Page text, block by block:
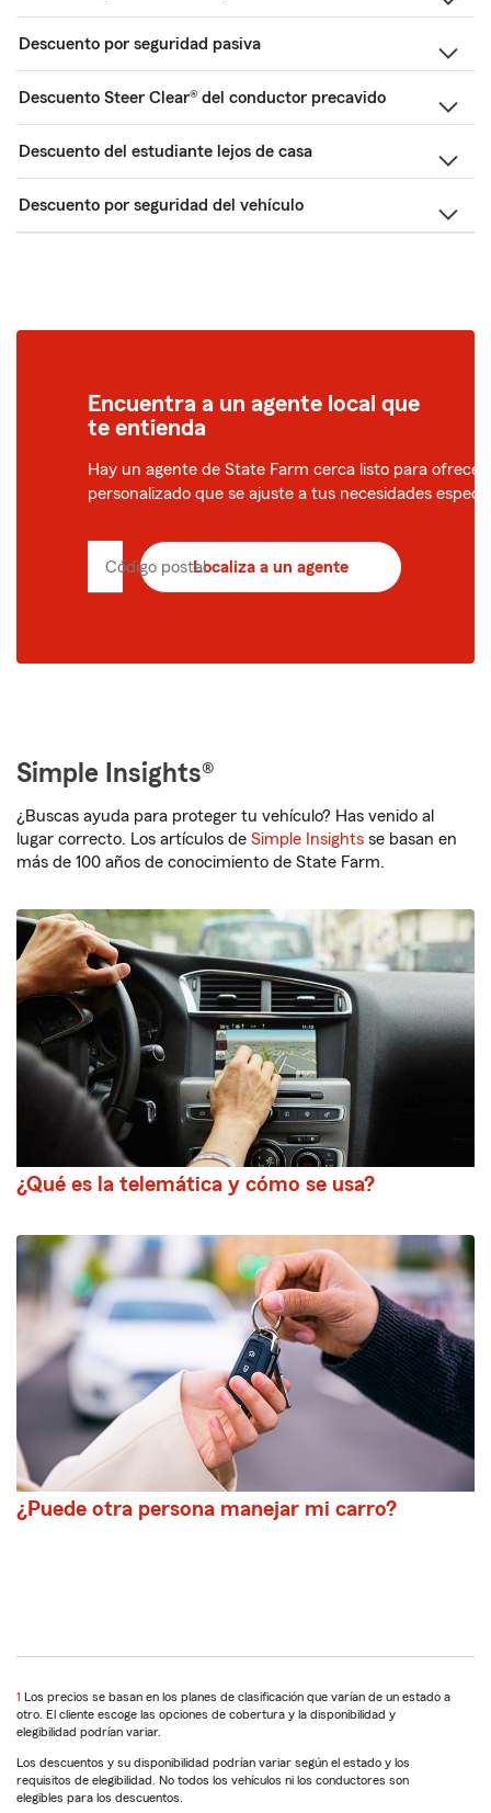
Descuento por seguridad pasiva
Descuento Steer Clear® del conductor precavido
Descuento del estudiante lejos de casa
Descuento por seguridad del vehículo
Encuentra a un agente local que
te entienda
Hay un agente de State Farm cerca listo para
personalizado que se ajuste a tus necesidades
Código postalIngrese
5
Localiza a un agente
Simple Insights®
¿Buscas ayuda para proteger tu vehículo? Has venido al
lugar correcto. Los artículos de Simple Insights se basan en
más de 100 años de conocimiento de State Farm.
¿Qué es la telemática y cómo se usa?
¿Puede otra persona manejar mi carro?
1
Los precios se basan en los planes de clasificación que varían de un estado a
otro. El cliente escoge las opciones de cobertura y la disponibilidad y
elegibilidad podrían variar.
Los descuentos y su disponibilidad podrían variar según el estado y los
requisitos de elegibilidad. No todos los vehículos ni los conductores son
elegibles para los descuentos.